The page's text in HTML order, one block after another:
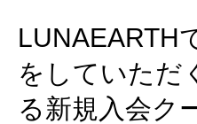
LUNAEARTH
をしていただ
る新規入会ク